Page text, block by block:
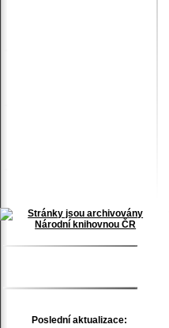
Poslední aktualizace: